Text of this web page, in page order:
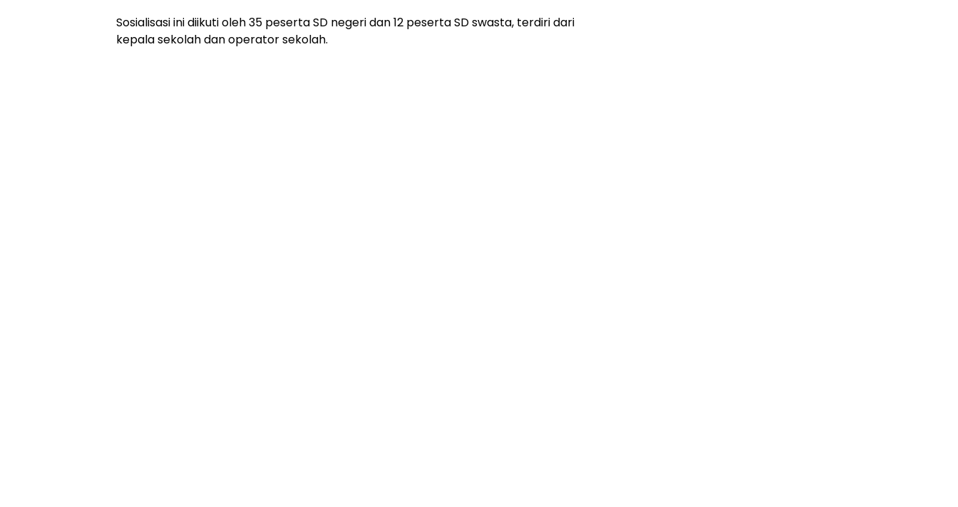
Sosialisasi ini diikuti oleh 35 peserta SD negeri dan 12 peserta SD swasta, terdiri dari
kepala sekolah dan operator sekolah.